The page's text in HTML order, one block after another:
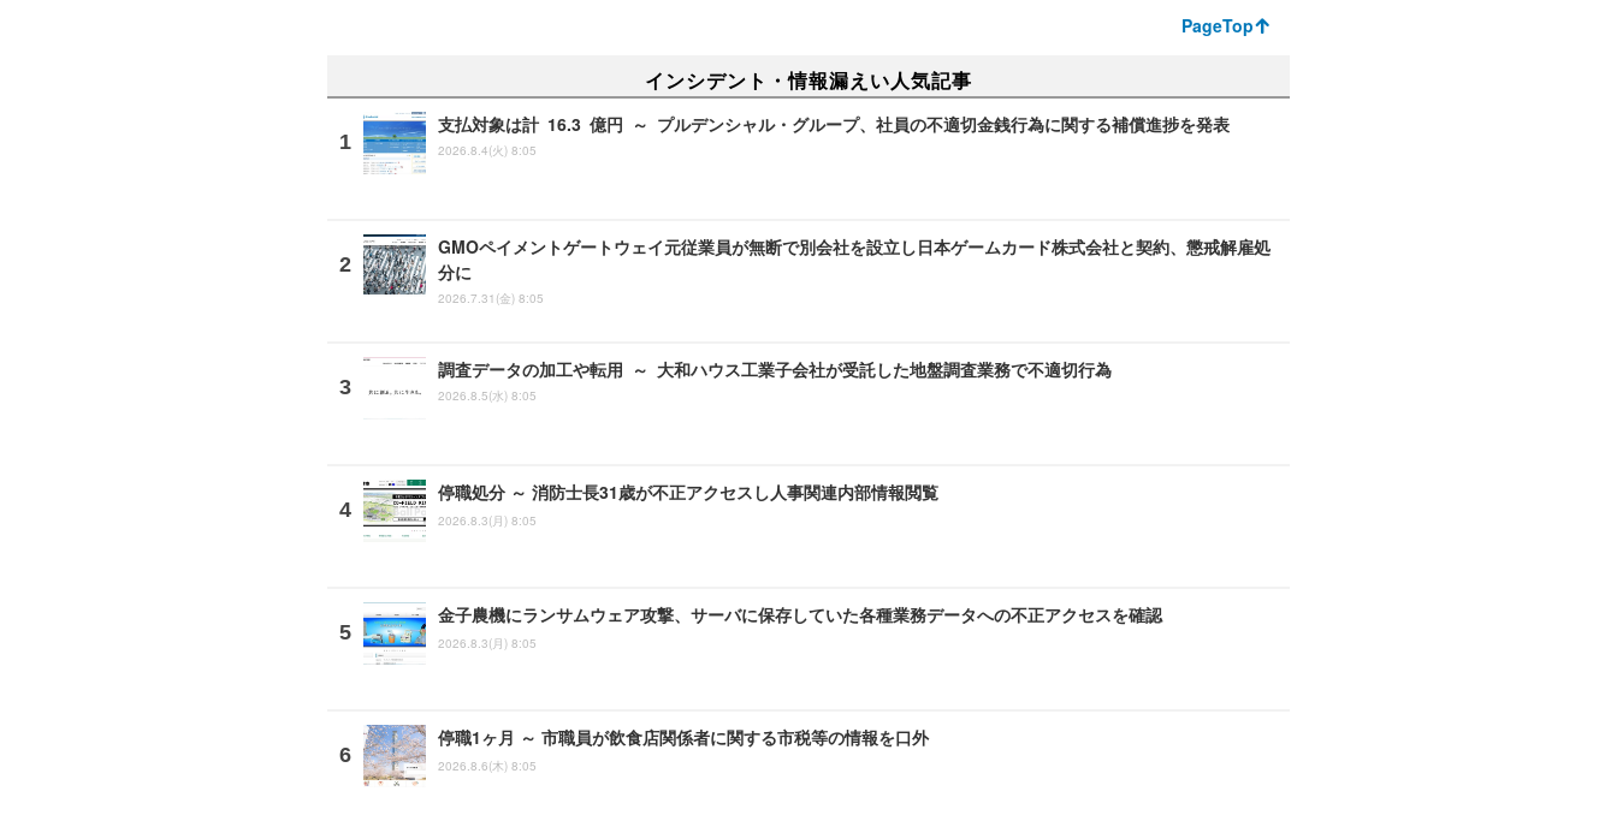
PageTop
インシデント・情報漏えい人気記事
支払対象は計 16.3 億円 ～ プルデンシャル・グループ、社員の不適切金銭行為に関する補償進捗を発表
2026.8.4(火) 8:05
GMOペイメントゲートウェイ元従業員が無断で別会社を設立し日本ゲームカード株式会社と契約、懲戒解雇処
分に
2026.7.31(金) 8:05
調査データの加工や転用 ～ 大和ハウス工業子会社が受託した地盤調査業務で不適切行為
2026.8.5(水) 8:05
停職処分 ～ 消防士長31歳が不正アクセスし人事関連内部情報閲覧
2026.8.3(月) 8:05
金子農機にランサムウェア攻撃、サーバに保存していた各種業務データへの不正アクセスを確認
2026.8.3(月) 8:05
停職1ヶ月 ～ 市職員が飲食店関係者に関する市税等の情報を口外
2026.8.6(木) 8:05